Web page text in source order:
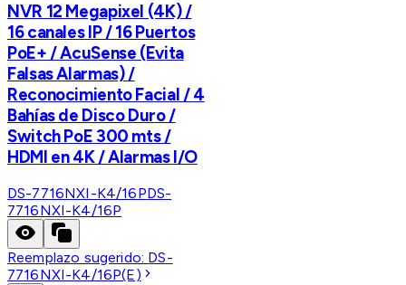
NVR 12 Megapixel (4K) /
16 canales IP / 16 Puertos
PoE+ / AcuSense (Evita
Falsas Alarmas) /
Reconocimiento Facial / 4
Bahías de Disco Duro /
Switch PoE 300 mts /
HDMI en 4K / Alarmas I/O
DS-7716NXI-K4/16PDS-
7716NXI-K4/16P
Reemplazo sugerido: DS-
7716NXI-K4/16P(E)